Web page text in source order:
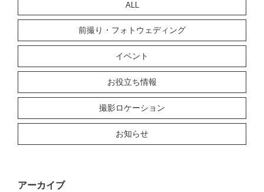
ALL
前撮り・フォトウェディング
イベント
お役立ち情報
撮影ロケーション
お知らせ
アーカイブ